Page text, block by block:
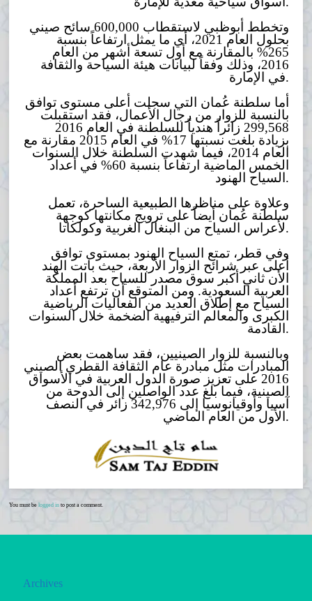
وتخطط أبوظبي لاستقطاب 600,000 سائح صيني
بحلول العام 2021، أي ما يمثل ارتفاعاً بنسبة
265% بالمقارنة مع أول تسعة أشهر من العام
2016، وذلك وفقاً لبيانات هيئة السياحة والثقافة
في الإمارة.
أما سلطنة عُمان التي سجلت أعلى مستوى توافق
بالنسبة للزوار من رجال الأعمال، فقد استقبلت
299,568 زائراً هندياً للسلطنة في العام 2016
بزيادة بلغت نسبتها 17% في العام 2015 مقارنة مع
العام 2014، فيما شهدت السلطنة خلال السنوات
الخمس الماضية ارتفاعاً بنسبة 60% في أعداد
السياح الهنود.
وعلاوة على مناظرها الطبيعية الساحرة، تعمل
سلطنة عُمان أيضاً على ترويج مكانتها كوجهة
لأعراس السياح من البنغال الغربية وكولكاتا.
وفي قطر، تمتع السياح الهنود بمستوى توافق
أعلى عبر شرائح الزوار الأربعة، حيث باتت الهند
الأن ثاني أكبر سوق مصدر للسياح بعد المملكة
العربية السعودية. ومن المتوقع أن ترتفع أعداد
السياح مع إطلاق العديد من الفعاليات الرياضية
الكبرى والمعالم الترفيهية الضخمة خلال السنوات
القادمة.
وبالنسبة للزوار الصينيين، فقد ساهمت بعض
المبادرات مثل مبادرة عام الثقافة القطري الصيني
2016 على تعزيز صورة الدول العربية في الأسواق
الصينية، فيما بلغ عدد الواصلين إلى الدوحة من
آسيا وأوقيانوسيا إلى 342,976 زائر في النصف
الأول من العام الماضي.
You must belogged in to post a comment.
Archives